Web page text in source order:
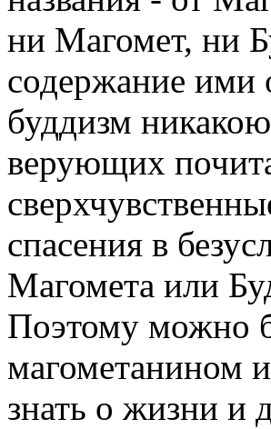
ни Магомет, ни
содержание ими
буддизм
верующих
спасения в
Магомета или
Поэтому можно
магометанином
знать о жизни и